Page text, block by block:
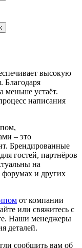
высокую
Благодаря
меньше устаёт.
написания
– это
Брендированные
гостей, партнёров
на
форумах и других
от компании
или свяжитесь с
Наши менеджеры
деталей.
сообщить вам об